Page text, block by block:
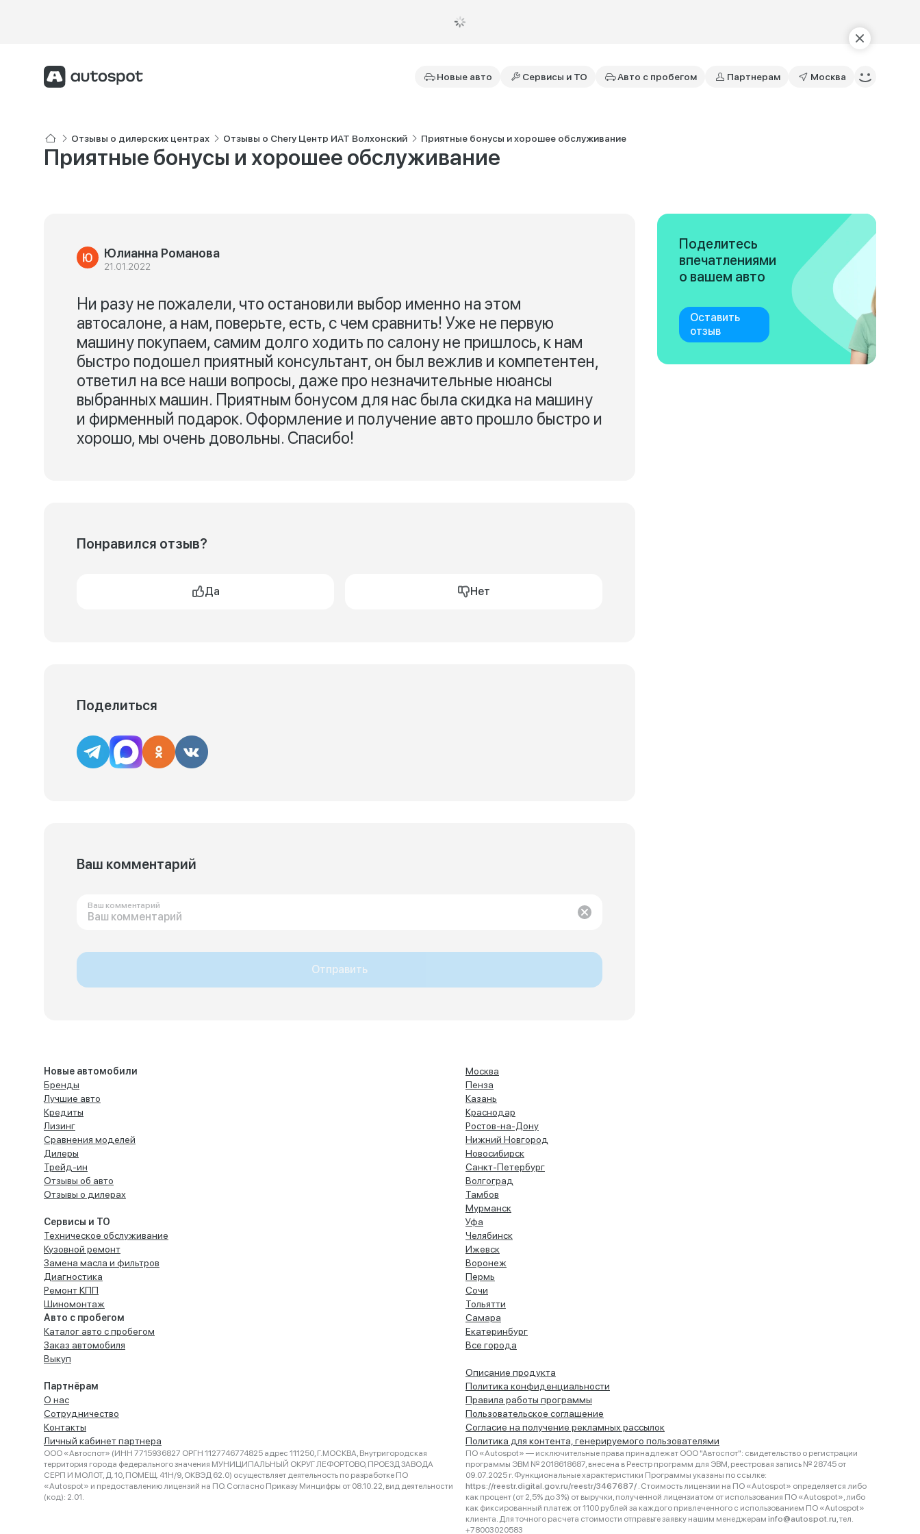
Новые авто Сервисы и ТО Авто с пробегом Партнерам Москва
Отзывы о дилерских центрах Отзывы о Chery Центр ИАТ Волхонский Приятные бонусы и хорошее обслуживание
Приятные бонусы и хорошее обслуживание
Юлианна Романова
21.01.2022
Ни разу не пожалели, что остановили выбор именно на этом
автосалоне, а нам, поверьте, есть, с чем сравнить! Уже не первую
машину покупаем, самим долго ходить по салону не пришлось, к нам
быстро подошел приятный консультант, он был вежлив и компетентен,
ответил на все наши вопросы, даже про незначительные нюансы
выбранных машин. Приятным бонусом для нас была скидка на машину
и фирменный подарок. Оформление и получение авто прошло быстро и
хорошо, мы очень довольны. Спасибо!
Понравился отзыв?
Да Нет
Поделиться
Ваш комментарий
Ваш комментарий
Отправить
Поделитесь
впечатлениями
о вашем авто
Оставить
отзыв
Новые автомобили
Бренды
Лучшие авто
Кредиты
Лизинг
Сравнения моделей
Дилеры
Трейд-ин
Отзывы об авто
Отзывы о дилерах
Сервисы и ТО
Техническое обслуживание
Кузовной ремонт
Замена масла и фильтров
Диагностика
Ремонт КПП
Шиномонтаж
Авто с пробегом
Каталог авто с пробегом
Заказ автомобиля
Выкуп
Партнёрам
О нас
Сотрудничество
Контакты
Личный кабинет партнера
Москва
Пенза
Казань
Краснодар
Ростов-на-Дону
Нижний Новгород
Новосибирск
Санкт-Петербург
Волгоград
Тамбов
Мурманск
Уфа
Челябинск
Ижевск
Воронеж
Пермь
Сочи
Тольятти
Самара
Екатеринбург
Все города
Описание продукта
Политика конфиденциальности
Правила работы программы
Пользовательское соглашение
Согласие на получение рекламных рассылок
Политика для контента, генерируемого пользователями
ООО «Автоспот» (ИНН 7715936827 ОРГН 1127746774825 адрес 111250, Г.МОСКВА, Внутригородская
территория города федерального значения МУНИЦИПАЛЬНЫЙ ОКРУГ ЛЕФОРТОВО, ПРОЕЗД ЗАВОДА
СЕРП И МОЛОТ, Д. 10, ПОМЕЩ. 41Н/9, ОКВЭД 62.0) осуществляет деятельность по разработке ПО
«Autospot» и предоставлению лицензий на ПО. Согласно Приказу Минцифры от 08.10.22, вид деятельности
(код): 2.01.
ПО «Autospot» — исключительные права принадлежат ООО "Автоспот": свидетельство о регистрации
программы ЭВМ № 2018618687, внесена в Реестр программ для ЭВМ, реестровая запись № 28745 от
09.07.2025 г. Функциональные характеристики Программы указаны по ссылке:
https://reestr.digital.gov.ru/reestr/3467687/ . Стоимость лицензии на ПО «Autospot» определяется либо
как процент (от 2,5% до 3%) от выручки, полученной лицензиатом от использования ПО «Autospot», либо
как фиксированный платеж от 1100 рублей за каждого привлеченного с использованием ПО «Autospot»
клиента. Для точного расчета стоимости отправьте заявку нашим менеджерам info@autospot.ru, тел.
+78003020583